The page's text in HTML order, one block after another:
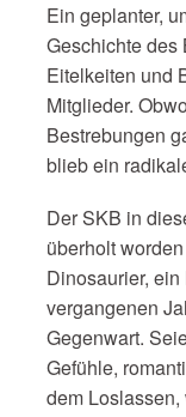
Ein geplanter,
Geschichte des
Eitelkeiten und
Mitglieder.
Bestrebungen
blieb ein
Der SKB in
überholt
Dinosaurier,
vergangenen
Gegenwart.
Gefühle,
dem